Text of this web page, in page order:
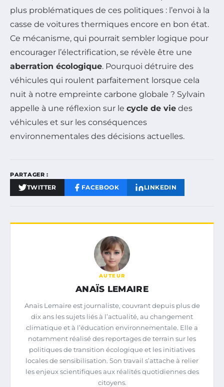
plus problématiques de ces politiques : l’envoi à la
casse de voitures thermiques encore en bon état.
Ce mécanisme, qui pourrait sembler logique pour
encourager l’électrification, se révèle être une
aberration écologique. Pourquoi détruire des
véhicules qui roulent parfaitement lorsque cela
nuit à notre empreinte carbone globale ? Sylvain
appelle à une réflexion sur le cycle de vie des
véhicules et sur les conséquences
environnementales des décisions actuelles.
PARTAGER :
TWITTER FACEBOOK LINKEDIN
AUTEUR
ANAÏS LEMAIRE
Anaïs Lemaire est journaliste, couvrant depuis plus de
dix ans les sujets liés à l’actualité, au changement
climatique et à l’éducation environnementale. Elle a
notamment réalisé des reportages de terrain sur les
politiques de transition écologique et les initiatives
locales de sensibilisation. Son travail s’attache à relier
les enjeux scientifiques aux réalités quotidiennes des
citoyens.